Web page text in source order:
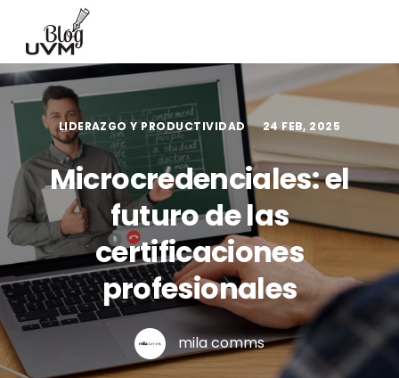
LIDERAZGO Y PRODUCTIVIDAD 24 FEB, 2025
Microcredenciales: el
futuro de las
certificaciones
profesionales
mila comms